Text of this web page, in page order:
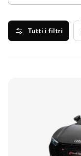
Tutti i filtri